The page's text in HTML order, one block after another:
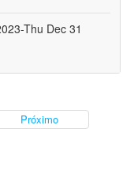
Thu Dec 31
Próximo